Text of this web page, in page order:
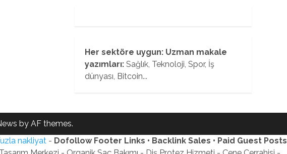
Her sektöre uygun: Uzman makale
yazımları:Sağlık, Teknoloji, Spor, İş
dünyası, Bitcoin...
by AF themes.
nakliyat - Dofollow Footer Links • Backlink Sales • Paid Guest Posts